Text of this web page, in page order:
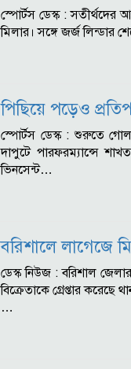
স্পোর্টস ডেস্ক : সতীর্থদের
মিলার। সঙ্গে জর্জ লিন্ডার
পিছিয়ে পড়েও
স্পোর্টস ডেস্ক : শুরুতে গোল
দাপুটে পারফরম্যান্সে
ভিনসেন্ট…
বরিশালে লাগেজে
ডেস্ক নিউজ : বরিশাল
বিক্রেতাকে গ্রেপ্তার
…